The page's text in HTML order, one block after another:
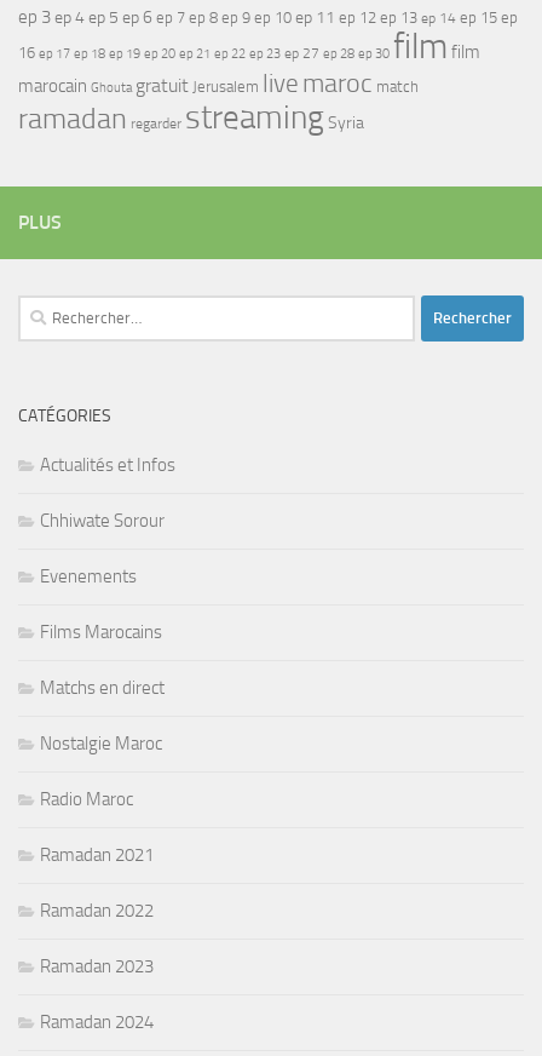
ep 3ep 4ep 5 ep 6 ep 7 ep 8 ep 9 ep 10 ep 11 ep 12 ep 13 ep 14 ep 15 ep
16 ep 17 ep 18 ep 19 ep 20 ep 21 ep 22 ep 23 ep 27 ep 28 ep 30 film film
marocain Ghouta gratuit Jerusalem live maroc match
ramadan regarder streamingSyria
PLUS
Rechercher :
CATÉGORIES
Actualités et Infos
Chhiwate Sorour
Evenements
Films Marocains
Matchs en direct
Nostalgie Maroc
Radio Maroc
Ramadan 2021
Ramadan 2022
Ramadan 2023
Ramadan 2024